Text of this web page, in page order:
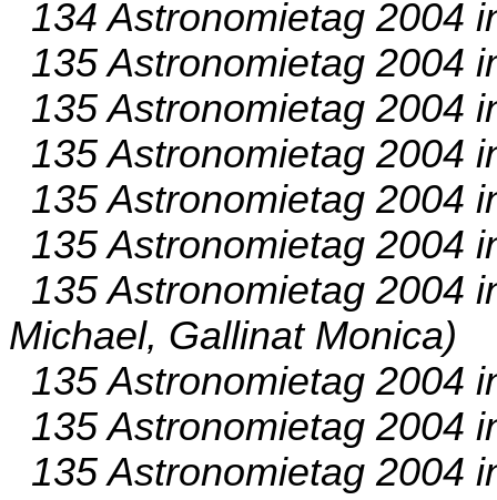
134 Astronomietag 2004
135 Astronomietag 2004
135 Astronomietag 2004
135 Astronomietag 2004
135 Astronomietag 2004
135 Astronomietag 2004
135 Astronomietag 2004
Michael, Gallinat Monica)
135 Astronomietag 2004
135 Astronomietag 2004
135 Astronomietag 2004